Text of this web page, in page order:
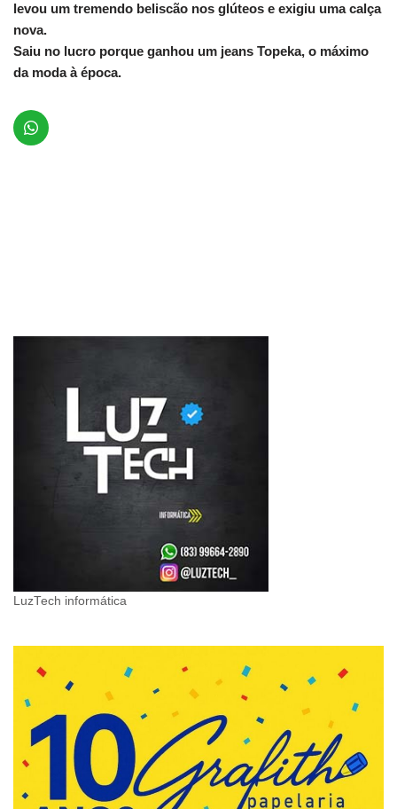
levou um tremendo beliscão nos glúteos e exigiu uma calça
nova.
Saiu no lucro porque ganhou um jeans Topeka, o máximo
da moda à época.
LuzTech informática